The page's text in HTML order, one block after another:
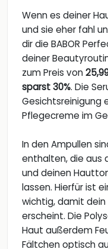
Wenn es deiner
und sie eher fahl
dir die BABOR
deiner
zum Preis von
sparst 30%. Die
Gesichtsreinigung
Pflegecreme im
In den Ampullen
enthalten, die aus
und deinen
lassen. Hierfür ist
wichtig, damit dein
erscheint. Die
Haut außerdem
Fältchen optisch